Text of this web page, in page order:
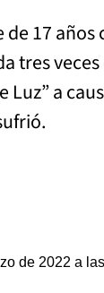
de 17
tres
Luz” a
de 2022 a